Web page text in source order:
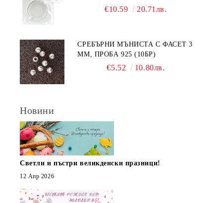
€10.59 20.71лв.
СРЕБЪРНИ МЪНИСТА С ФАСЕТ 3
ММ, ПРОБА 925 (10БР)
€5.52 10.80лв.
Новини
Светли и пъстри великденски празници!
12 Апр 2026